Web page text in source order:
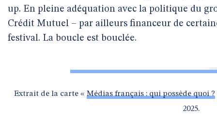
up. En pleine adéquation avec la politique du
Crédit Mutuel – par ailleurs financeur de
festival. La boucle est bouclée.
Extrait de la carte « Médias français : qui possède quoi ?
2025.